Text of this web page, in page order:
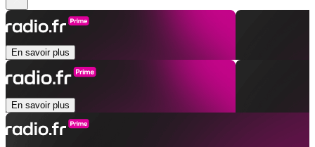
En savoir plus
En savoir plus